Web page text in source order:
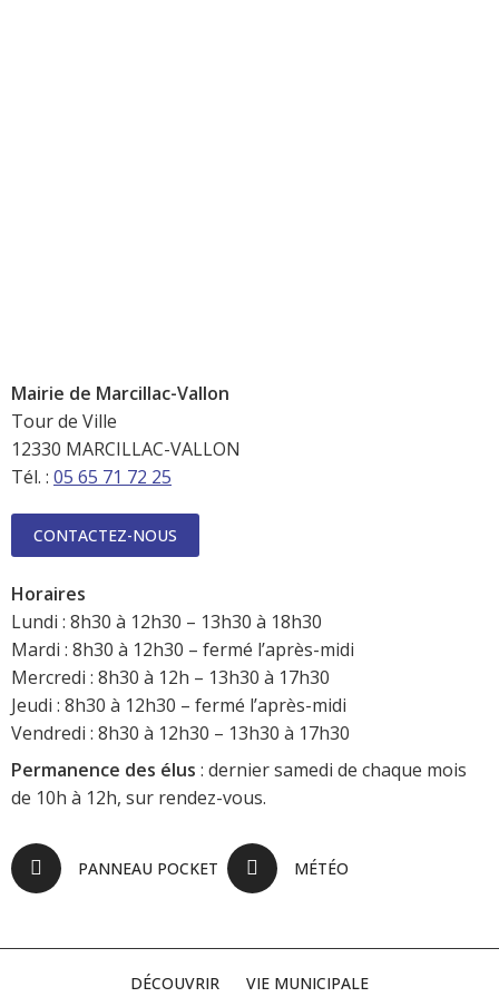
Mairie de Marcillac-Vallon
Tour de Ville
12330 MARCILLAC-VALLON
Tél. : 05 65 71 72 25
CONTACTEZ-NOUS
Horaires
Lundi : 8h30 à 12h30 – 13h30 à 18h30
Mardi : 8h30 à 12h30 – fermé l’après-midi
Mercredi : 8h30 à 12h – 13h30 à 17h30
Jeudi : 8h30 à 12h30 – fermé l’après-midi
Vendredi : 8h30 à 12h30 – 13h30 à 17h30
Permanence des élus : dernier samedi de chaque mois
de 10h à 12h, sur rendez-vous.
PANNEAU POCKET MÉTÉO
DÉCOUVRIR VIE MUNICIPALE